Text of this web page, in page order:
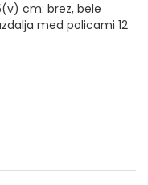
cm: brez, bele
med policami 12